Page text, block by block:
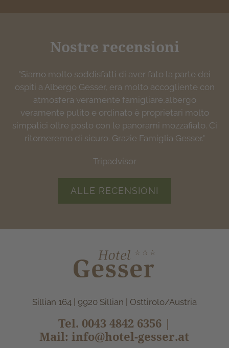
Nostre recensioni
"Siamo molto soddisfatti di aver fato la parte dei
ospiti a Albergo Gesser, era molto accogliente con
atmosfera veramente famigliare,albergo
veramente pulito e ordinato è proprietari molto
simpatici oltre posto con le panorami mozzafiato. Ci
ritorneremo di sicuro. Grazie Famiglia Gesser."
Tripadvisor
"Struttura nuova estremamente accogliente, molto
pulita. Personale gentilissimo e professionale. Si
trova nel cuore di Sillian vicino a molte località
interessanti da visitare. Il panorama dalla camera è
spettacolare e si respira aria di relax ...non vediamo
l'ora di tornarci!"
Tripadvisor
"… il top! Cena veramente buona con piatti tipici
spesso molto curati anche nell’impiattamento.
Personale parla italiano. Consigliatissimo"
google
"Accogliente, pulito ed ottimo servizio, anche in
lingua italiana."
google
ALLE RECENSIONI
Sillian 164 | 9920 Sillian | Osttirolo/Austria
Tel. 0043 4842 6356|
Mail:info@hotel-gesser.at